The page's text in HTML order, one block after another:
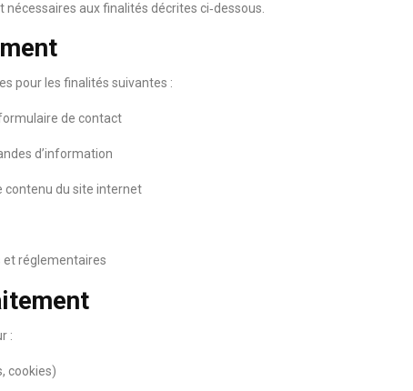
aux finalités décrites ci‑dessous.
pour les finalités suivantes :
de contact
d’information
du site internet
et réglementaires
:
cookies)